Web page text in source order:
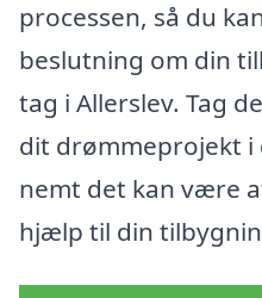
processen, så du
beslutning om din
tag i Allerslev. Tag
dit drømmeprojekt i
nemt det kan være
hjælp til din